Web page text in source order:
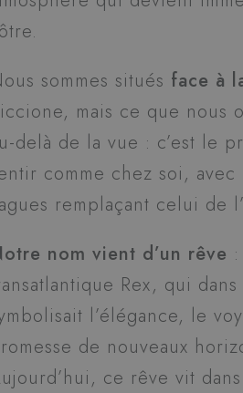
sommes situés face à
mais ce que nous
delà de la vue : c’est le
comme chez soi,
remplaçant celui de
nom vient d’un rêve
Rex, qui
l’élégance, le
de nouveaux
ce rêve vit